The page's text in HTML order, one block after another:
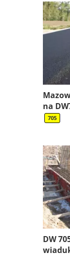
na
705
DW